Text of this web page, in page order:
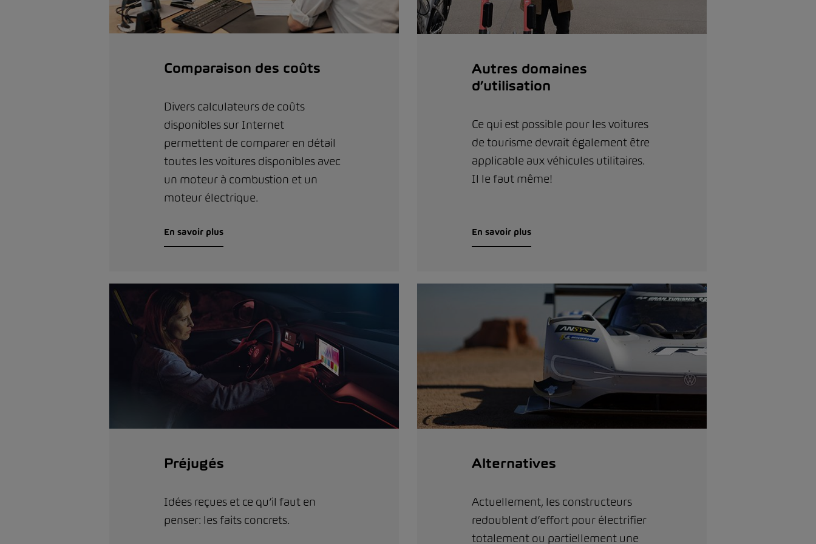
Comparaison des coûts
Divers calculateurs de coûts
disponibles sur Internet
permettent de comparer en détail
toutes les voitures disponibles avec
un moteur à combustion et un
moteur électrique.
En savoir plus
Autres domaines
d’utilisation
Ce qui est possible pour les voitures
de tourisme devrait également être
applicable aux véhicules utilitaires.
Il le faut même!
En savoir plus
Préjugés
Idées reçues et ce qu’il faut en
penser: les faits concrets.
Alternatives
Actuellement, les constructeurs
redoublent d’effort pour électrifier
totalement ou partiellement une